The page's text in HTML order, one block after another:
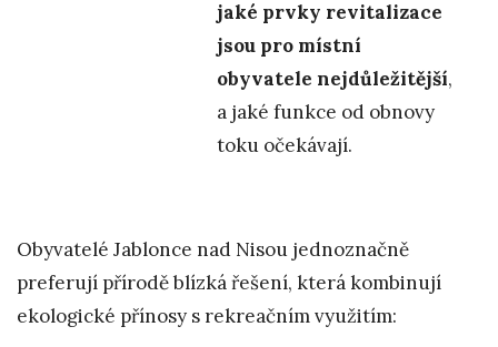
jaké prvky revitalizace
jsou pro místní
obyvatele nejdůležitější,
a jaké funkce od obnovy
toku očekávají.
Obyvatelé Jablonce nad Nisou jednoznačně
preferují přírodě blízká řešení, která kombinují
ekologické přínosy s rekreačním využitím: